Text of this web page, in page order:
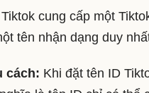
Tiktok cung cấp một
tên nhận dạng duy
cách: Khi đặt tên ID